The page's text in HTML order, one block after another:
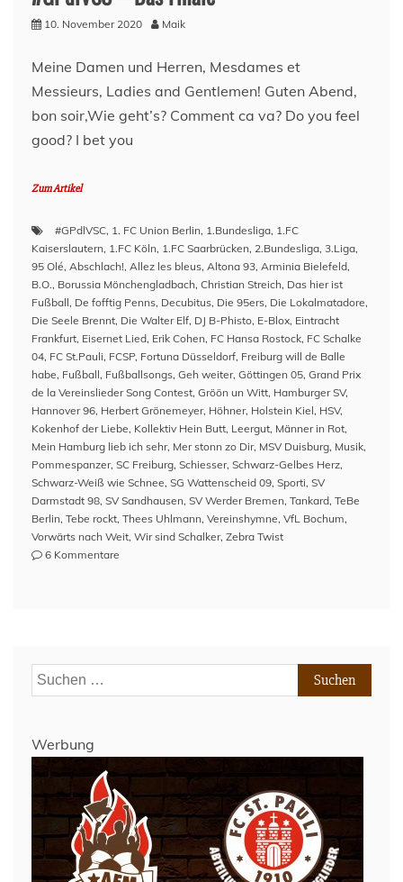
10. November 2020 Maik
Meine Damen und Herren, Mesdames et
Messieurs, Ladies and Gentlemen! Guten Abend,
bon soir,Wie geht’s? Comment ca va? Do you feel
good? I bet you
Zum Artikel
#GPdlVSC, 1. FC Union Berlin, 1.Bundesliga, 1.FC
Kaiserslautern, 1.FC Köln, 1.FC Saarbrücken, 2.Bundesliga, 3.Liga,
95 Olé, Abschlach!, Allez les bleus, Altona 93, Arminia Bielefeld,
B.O., Borussia Mönchengladbach, Christian Streich, Das hier ist
Fußball, De fofftig Penns, Decubitus, Die 95ers, Die Lokalmatadore,
Die Seele Brennt, Die Walter Elf, DJ B-Phisto, E-Blox, Eintracht
Frankfurt, Eisernet Lied, Erik Cohen, FC Hansa Rostock, FC Schalke
04, FC St.Pauli, FCSP, Fortuna Düsseldorf, Freiburg will de Balle
habe, Fußball, Fußballsongs, Geh weiter, Göttingen 05, Grand Prix
de la Vereinslieder Song Contest, Gröön un Witt, Hamburger SV,
Hannover 96, Herbert Grönemeyer, Höhner, Holstein Kiel, HSV,
Kokenhof der Liebe, Kollektiv Hein Butt, Leergut, Männer in Rot,
Mein Hamburg lieb ich sehr, Mer stonn zo Dir, MSV Duisburg, Musik,
Pommespanzer, SC Freiburg, Schiesser, Schwarz-Gelbes Herz,
Schwarz-Weiß wie Schnee, SG Wattenscheid 09, Sporti, SV
Darmstadt 98, SV Sandhausen, SV Werder Bremen, Tankard, TeBe
Berlin, Tebe rockt, Thees Uhlmann, Vereinshymne, VfL Bochum,
Vorwärts nach Weit, Wir sind Schalker, Zebra Twist
6 Kommentare
Suchen
nach:
Werbung